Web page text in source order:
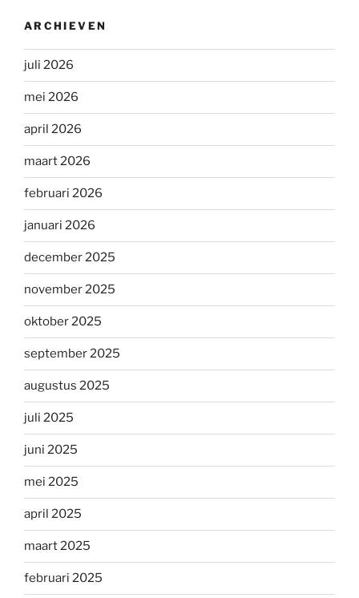
ARCHIEVEN
juli 2026
mei 2026
april 2026
maart 2026
februari 2026
januari 2026
december 2025
november 2025
oktober 2025
september 2025
augustus 2025
juli 2025
juni 2025
mei 2025
april 2025
maart 2025
februari 2025